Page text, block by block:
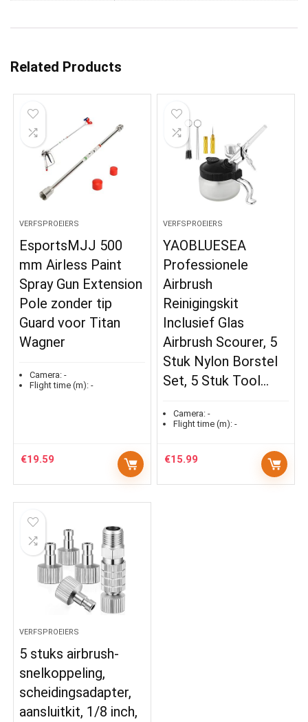
Related Products
VERFSPROEIERS
EsportsMJJ 500
mm Airless Paint
Spray Gun Extension
Pole zonder tip
Guard voor Titan
Wagner
Camera: -
Flight time (m): -
€19.59
VERFSPROEIERS
YAOBLUESEA
Professionele
Airbrush
Reinigingskit
Inclusief Glas
Airbrush Scourer, 5
Stuk Nylon Borstel
Set, 5 Stuk Tool…
Camera: -
Flight time (m): -
€15.99
VERFSPROEIERS
5 stuks airbrush-
snelkoppeling,
scheidingsadapter,
aansluitkit, 1/8 inch,